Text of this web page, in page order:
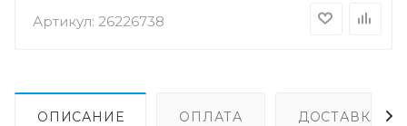
Артикул: 26226738
ОПИСАНИЕ ОПЛАТА ДОСТАВКА